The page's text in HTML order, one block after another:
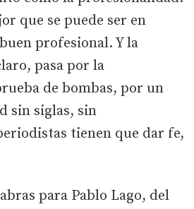
que se puede ser en
profesional. Y la
pasa por la
de bombas, por un
sin siglas, sin
tienen que dar fe,
para Pablo Lago, del